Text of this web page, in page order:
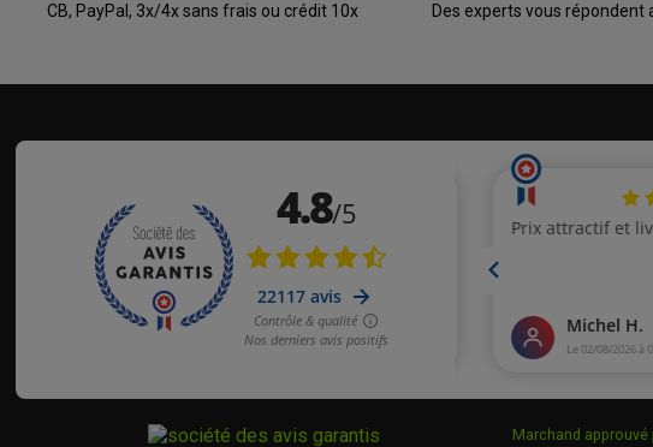
CB, PayPal, 3x/4x sans frais ou crédit 10x Des experts vous répondent
Marchand approuvé